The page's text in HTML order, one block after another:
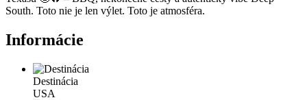
South. Toto nie je len výlet. Toto je atmosféra.
Informácie
Destinácia
USA